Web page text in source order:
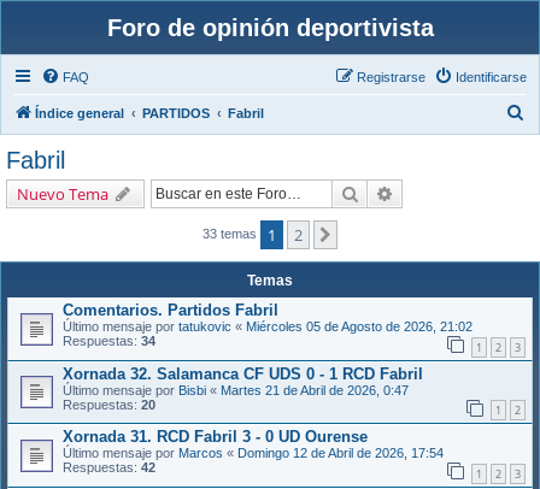
Foro de opinión deportivista
FAQ Identificarse
Registrarse
Índice general PARTIDOS Fabril
Fabril
Nuevo Tema Buscar
33 temas 1 2
Temas
Comentarios. Partidos Fabril
Último mensaje por tatukovic « Miércoles 05 de Agosto de 2026, 21:02
Respuestas: 34 1 2 3
Xornada 32. Salamanca CF UDS 0 - 1 RCD Fabril
Último mensaje por Bisbi « Martes 21 de Abril de 2026, 0:47
Respuestas: 20 1 2
Xornada 31. RCD Fabril 3 - 0 UD Ourense
Último mensaje por Marcos « Domingo 12 de Abril de 2026, 17:54
Respuestas: 42 1 2 3